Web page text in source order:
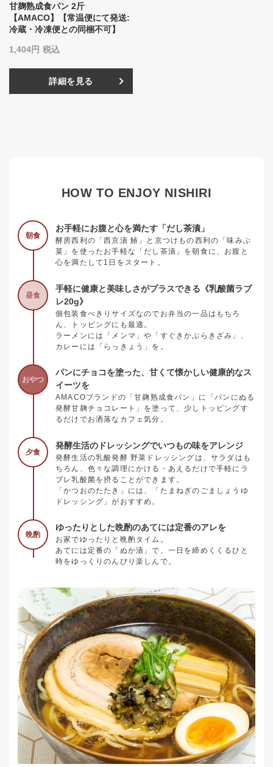
甘麹熟成食パン 2斤
【AMACO】【常温便にて発送:
冷蔵・冷凍便との同梱不可】
1,404 税込
詳細を見る
HOW TO ENJOY NISHIRI
朝食
お手軽にお腹と心を満たす「だし茶漬」
酵房西利の「西京漬 鰆」と京つけもの西利の「味みぶ
菜」を使ったお手軽な「だし茶漬」を朝食に、お腹と
心を満たして1日をスタート。
昼食
手軽に健康と美味しさがプラスできる《乳酸菌ラブ
レ20g》
個包装食べきりサイズなのでお弁当の一品はもちろ
ん、トッピングにも最適。
ラーメンには「メンマ」や「すぐきかぶらきざみ」、
カレーには「らっきょう」を。
おやつ
パンにチョコを塗った、甘くて懐かしい健康的なス
イーツを
AMACOブランドの「甘麹熟成食パン」に「パンにぬる
発酵甘麹チョコレート」を塗って、少しトッピングす
るだけでお洒落なカフェ気分。
夕食
発酵生活のドレッシングでいつもの味をアレンジ
発酵生活の乳酸発酵 野菜ドレッシングは、サラダはも
ちろん、色々な調理にかける・あえるだけで手軽にラ
ブレ乳酸菌を摂ることができます。
「かつおのたたき」には、「たまねぎのごましょうゆ
ドレッシング」がおすすめ。
晩酌
ゆったりとした晩酌のあてには定番のアレを
お家でゆったりと晩酌タイム。
あてには定番の「ぬか漬」で、一日を締めくくるひと
時をゆっくりのんびり楽しんで。